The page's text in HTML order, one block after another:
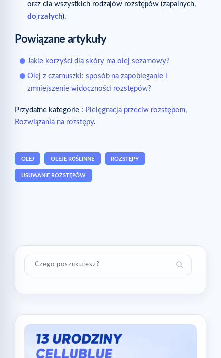
oraz dla wszystkich rodzajów rozstępów (zapalnych,
dojrzałych).
Powiązane artykuły
Jakie korzyści dla skóry ma olej sezamowy?
Olej z czarnuszki: sposób na zapobieganie i
zmniejszenie widoczności rozstępów?
Przydatne kategorie : Pielęgnacja przeciw rozstępom,
Rozwiązania na rozstępy.
OLEJ OLEJE ROŚLINNE ROZSTĘPY
USUWANIE ROZSTĘPÓW